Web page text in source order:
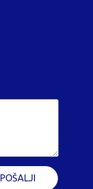
POŠALJI